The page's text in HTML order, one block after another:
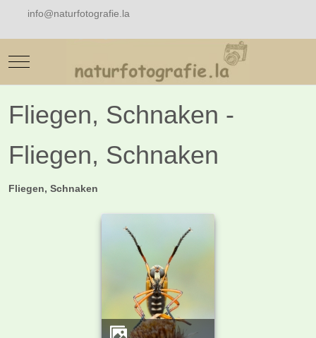
info@naturfotografie.la
Mobile Menu Toggle
Fliegen, Schnaken -
Fliegen, Schnaken
Fliegen, Schnaken